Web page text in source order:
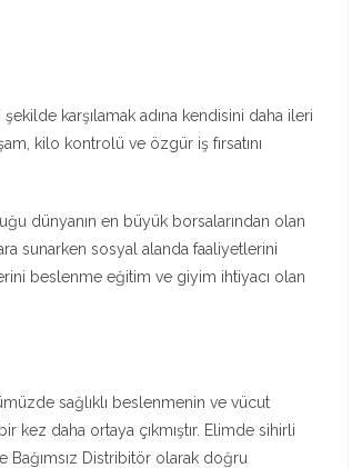
karşılamak adına kendisini daha ileri
kilo kontrolü ve özgür iş fırsatını
dünyanın en büyük borsalarından olan
sunarken sosyal alanda faaliyetlerini
beslenme eğitim ve giyim ihtiyacı olan
sağlıklı beslenmenin ve vücut
kez daha ortaya çıkmıştır. Elimde sihirli
Distribitör olarak doğru